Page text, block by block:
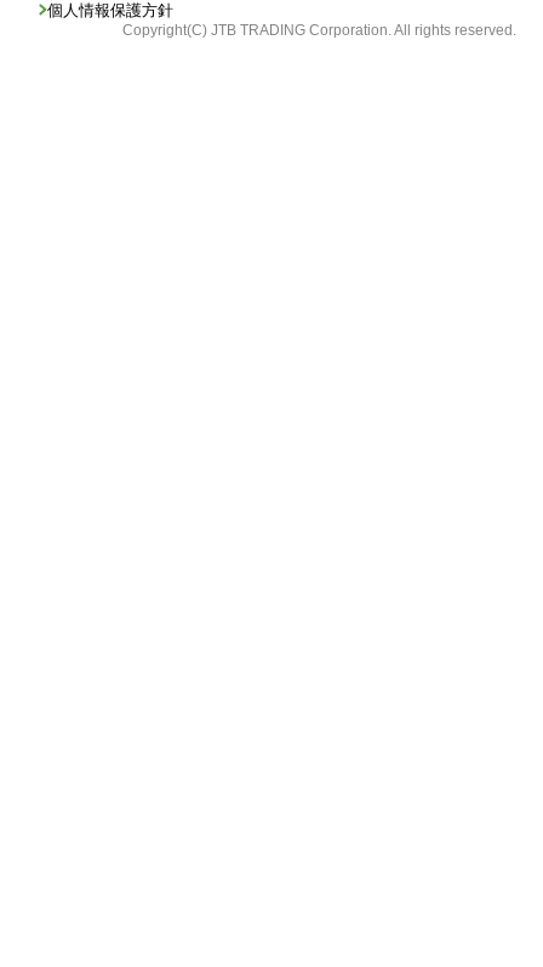
個人情報保護方針
Copyright(C) JTB TRADING Corporation. All rights reserved.